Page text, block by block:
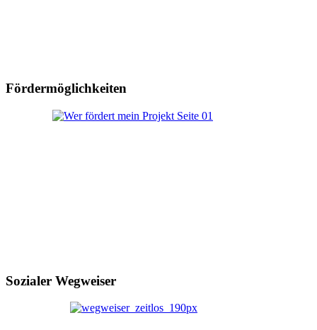
Fördermöglichkeiten
Sozialer Wegweiser